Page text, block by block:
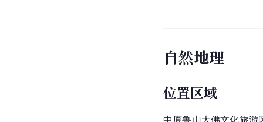
自然地理
位置区域
中原鲁山大佛文化旅游